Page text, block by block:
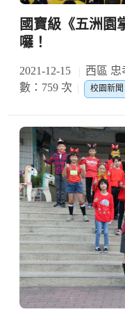
國寶級《五洲園
囉！
2021-12-15 西區 忠
數：759 次
校園新聞